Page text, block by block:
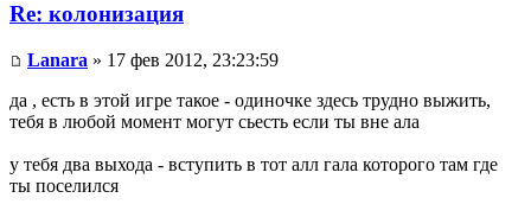
Re: колонизация
Lanara » 17 фев 2012, 23:23:59
да , есть в этой игре такое - одиночке здесь трудно выжить,
тебя в любой момент могут сьесть если ты вне ала
у тебя два выхода - вступить в тот алл гала которого там где
ты поселился